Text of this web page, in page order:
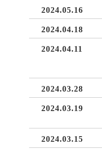
2024.05.16
2024.04.18
2024.04.11
2024.03.28
2024.03.19
2024.03.15